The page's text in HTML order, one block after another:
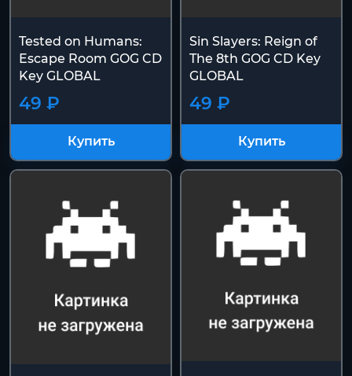
Tested on Humans:
Escape Room GOG CD
Key GLOBAL
49 ₽
Купить
Sin Slayers: Reign of
The 8th GOG CD Key
GLOBAL
49 ₽
Купить